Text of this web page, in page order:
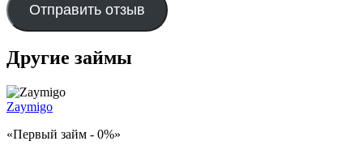
Отправить отзыв
Другие займы
Zaymigo
«Первый займ - 0%»